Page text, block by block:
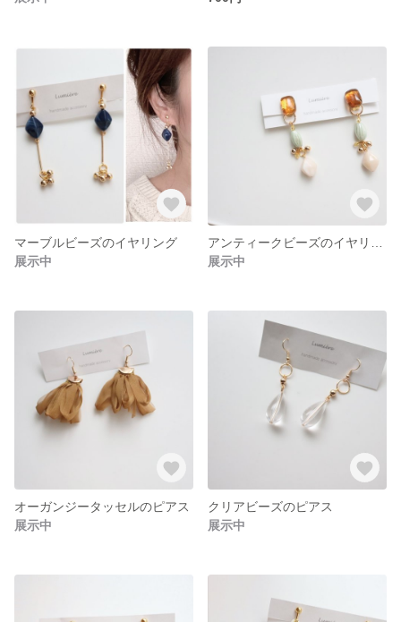
マーブルビーズのイヤリング
展示中
展示中
オーガンジータッセルのピアス
展示中
クリアビーズのピアス
展示中